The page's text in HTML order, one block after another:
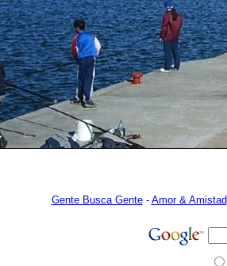
Gente Busca Gente- Amor & Amistad